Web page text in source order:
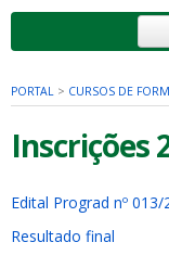
PORTAL > CURSOS DE
Inscrições
Edital Prograd nº 013/
Resultado final